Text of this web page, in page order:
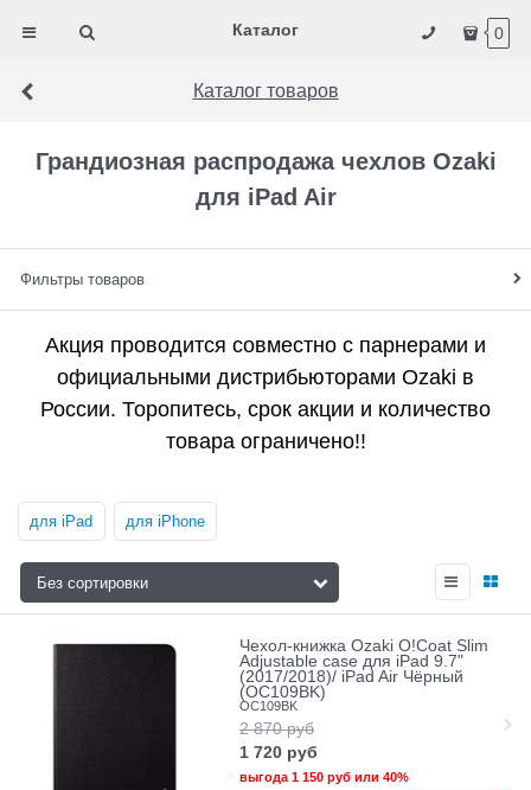
Каталог 0
Каталог товаров
Грандиозная распродажа чехлов Ozaki
для iPad Air
Фильтры товаров
Акция проводится совместно с парнерами и
официальными дистрибьюторами Ozaki в
России. Торопитесь, срок акции и количество
товара ограничено!!
для iPad для iPhone
Чехол-книжка Ozaki O!Coat Slim
Adjustable case для iPad 9.7"
(2017/2018)/ iPad Air Чёрный
(OC109BK)
OC109BK
2 870 руб
1 720 руб
выгода 1 150 рубили 40%